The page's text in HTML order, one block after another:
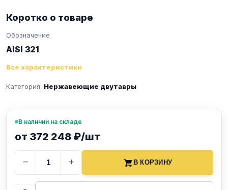
Коротко о товаре
Обозначение
AISI 321
Все характеристики
Категория: Нержавеющие двутавры
В наличии на складе
от 372 248 ₽/шт
− + В КОРЗИНУ